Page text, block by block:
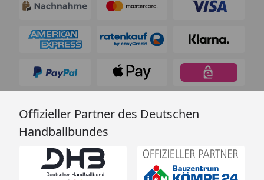
Offizieller Partner des Deutschen
Handballbundes